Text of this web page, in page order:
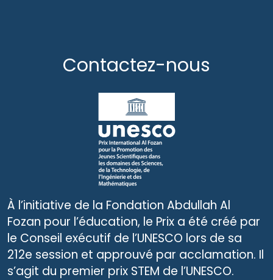
Contactez-nous
À l’initiative de la Fondation Abdullah Al
Fozan pour l’éducation, le Prix a été créé par
le Conseil exécutif de l’UNESCO lors de sa
212e session et approuvé par acclamation. Il
s’agit du premier prix STEM de l’UNESCO.